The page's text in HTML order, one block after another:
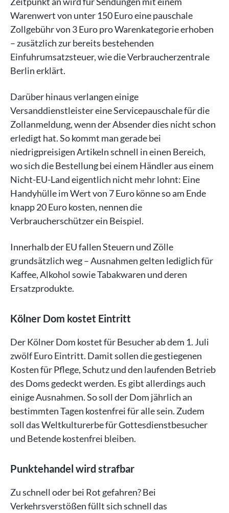
Warenwert von unter 150 Euro eine pauschale
Zollgebühr von 3 Euro pro Warenkategorie erhoben
– zusätzlich zur bereits bestehenden
Einfuhrumsatzsteuer, wie die Verbraucherzentrale
Berlin erklärt.
Darüber hinaus verlangen einige
Versanddienstleister eine Servicepauschale für die
Zollanmeldung, wenn der Absender dies nicht schon
erledigt hat. So kommt man gerade bei
niedrigpreisigen Artikeln schnell in einen Bereich,
wo sich die Bestellung bei einem Händler aus einem
Nicht-EU-Land eigentlich nicht mehr lohnt: Eine
Handyhülle im Wert von 7 Euro könne so am Ende
knapp 20 Euro kosten, nennen die
Verbraucherschützer ein Beispiel.
Innerhalb der EU fallen Steuern und Zölle
grundsätzlich weg – Ausnahmen gelten lediglich für
Kaffee, Alkohol sowie Tabakwaren und deren
Ersatzprodukte.
Kölner Dom kostet Eintritt
Der Kölner Dom kostet für Besucher ab dem 1. Juli
zwölf Euro Eintritt. Damit sollen die gestiegenen
Kosten für Pflege, Schutz und den laufenden Betrieb
des Doms gedeckt werden. Es gibt allerdings auch
einige Ausnahmen. So soll der Dom jährlich an
bestimmten Tagen kostenfrei für alle sein. Zudem
soll das Weltkulturerbe für Gottesdienstbesucher
und Betende kostenfrei bleiben.
Punktehandel wird strafbar
Zu schnell oder bei Rot gefahren? Bei
Verkehrsverstößen füllt sich schnell das